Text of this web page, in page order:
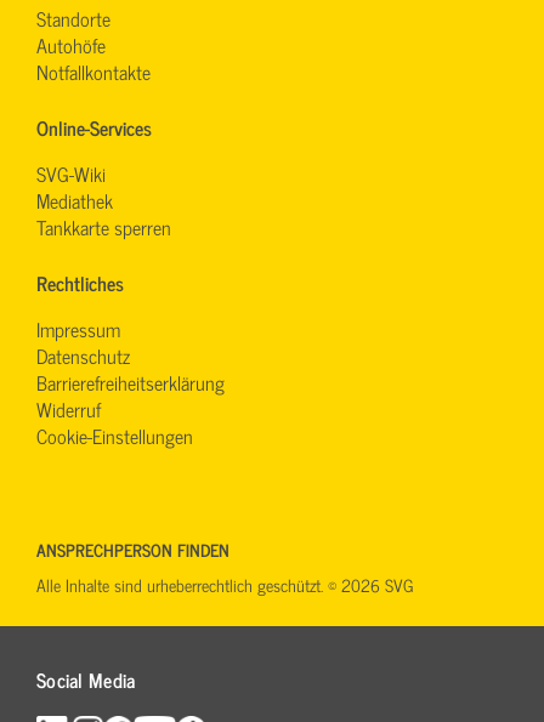
Standorte
Autohöfe
Notfallkontakte
Online-Services
SVG-Wiki
Mediathek
Tankkarte sperren
Rechtliches
Impressum
Datenschutz
Barrierefreiheitserklärung
Widerruf
Cookie-Einstellungen
Social Media
ANSPRECHPERSON FINDEN
Alle Inhalte sind urheberrechtlich geschützt. © 2026 SVG